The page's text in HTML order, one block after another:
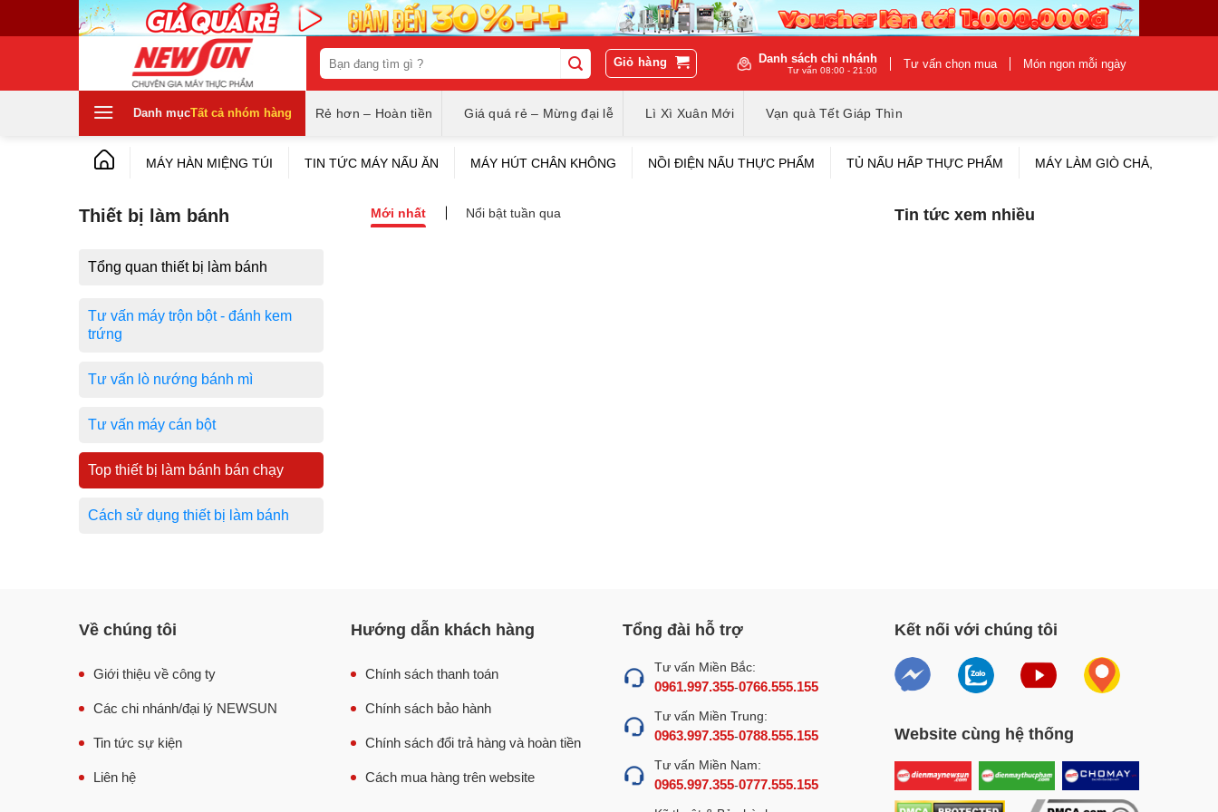
to
Tìm
kiếm:
Giỏ hàng Danh sách chi nhánh
Tư vấn 08:00 - 21:00 Tư vấn chọn mua Món ngon mỗi ngày
Tất cả nhóm hàng
Danh mục Rẻ hơn – Hoàn tiền Giá quá rẻ – Mừng đại lễ Lì Xì Xuân Mới Vạn quà Tết Giáp Thìn
MÁY HÀN MIỆNG TÚI TIN TỨC MÁY NẤU ĂN MÁY HÚT CHÂN KHÔNG NỒI ĐIỆN NẤU THỰC PHẨM TỦ NẤU HẤP THỰC PHẨM MÁY LÀM GIÒ CHẢ, XÚC XÍCH
Thiết bị làm bánh
Tổng quan thiết bị làm bánh
Tư vấn máy trộn bột - đánh kem
trứng
Tư vấn lò nướng bánh mì
Tư vấn máy cán bột
Top thiết bị làm bánh bán chạy
Cách sử dụng thiết bị làm bánh
Mới nhất Nổi bật tuần qua Tin tức xem nhiều
Về chúng tôi
Giới thiệu về công ty
Các chi nhánh/đại lý NEWSUN
Tin tức sự kiện
Liên hệ
Hướng dẫn khách hàng
Chính sách thanh toán
Chính sách bảo hành
Chính sách đổi trả hàng và hoàn tiền
Cách mua hàng trên website
Tổng đài hỗ trợ
Tư vấn Miền Bắc:
0961.997.355-0766.555.155
Tư vấn Miền Trung:
0963.997.355-0788.555.155
Tư vấn Miền Nam:
0965.997.355-0777.555.155
Kết nối với chúng tôi
Website cùng hệ thống